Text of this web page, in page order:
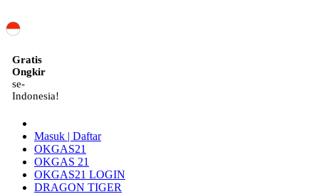
Gratis
Ongkir
se-
Indonesia!
Masuk | Daftar
OKGAS21
OKGAS 21
OKGAS21 LOGIN
DRAGON TIGER